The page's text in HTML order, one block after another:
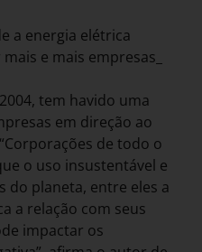
a energia elétrica
e mais empresas_
tem havido uma
em direção ao
de todo o
o uso insustentável e
do planeta, entre eles a
a relação com seus
impactar os